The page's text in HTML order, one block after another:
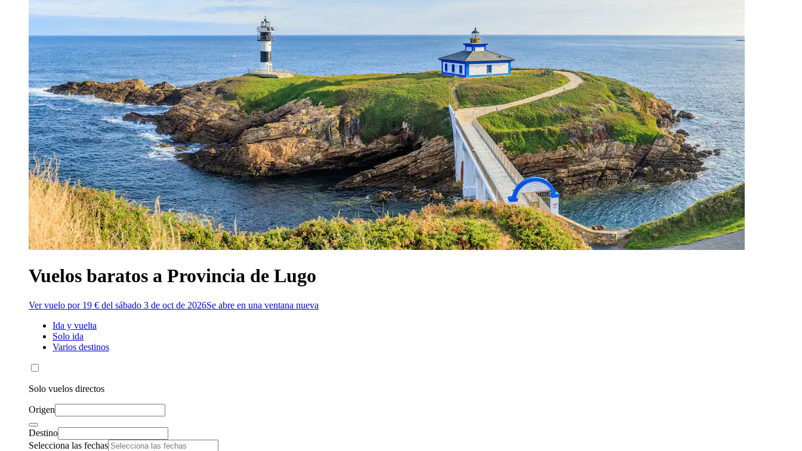
Vuelos baratos a Provincia de Lugo
Ver vuelo por 19 € del sábado 3 de oct de 2026Se abre en una ventana nueva
Ida y vuelta
Solo ida
Varios destinos
Solo vuelos directos
Origen
Destino
Selecciona las fechas